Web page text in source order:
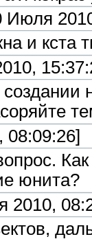
Июля
и кста
08:09:26]
юнита?
2010,